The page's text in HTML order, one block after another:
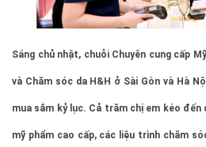
Sáng chủ nhật, chuỗi Chuyên cung cấp
và Chăm sóc da H&H ở Sài Gòn và Hà
mua sắm kỷ lục. Cả trăm chị em kéo
mỹ phẩm cao cấp, các liệu trình chăm